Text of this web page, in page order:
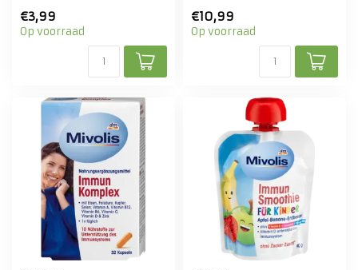
€3,99
Op voorraad
€10,99
Op voorraad